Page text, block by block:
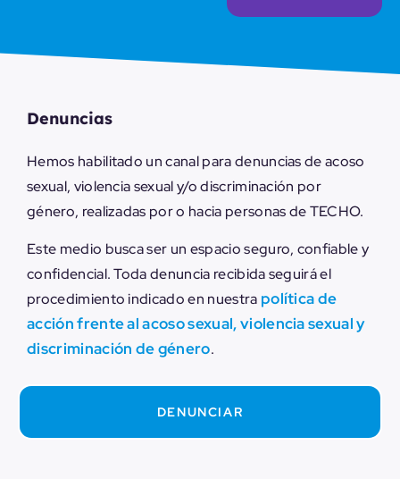
Denuncias
Hemos habilitado un canal paradenuncias de acoso
sexual, violencia sexual y/o discriminación por
género, realizadas por o hacia personas de TECHO.
Este medio busca ser un espacio seguro, confiable y
confidencial. Toda denuncia recibida seguirá el
procedimiento indicado en nuestra política de
acción frente al acoso sexual, violencia sexual y
discriminación de género.
DENUNCIAR